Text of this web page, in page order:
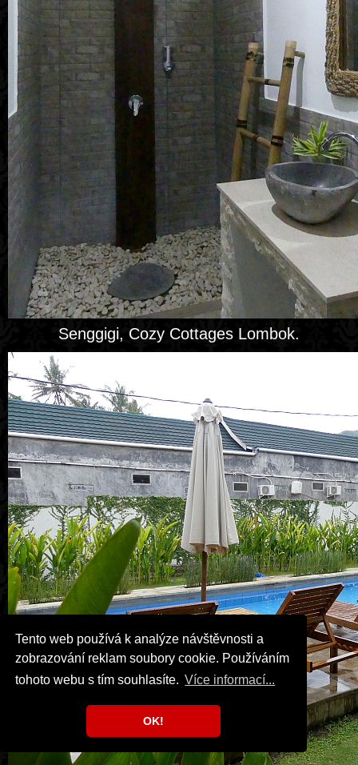
Tento web používá k analýze návštěvnosti a
zobrazování reklam soubory cookie. Používáním
tohoto webu s tím souhlasíte. Více informací...
OK!
Senggigi, Cozy Cottages Lombok.